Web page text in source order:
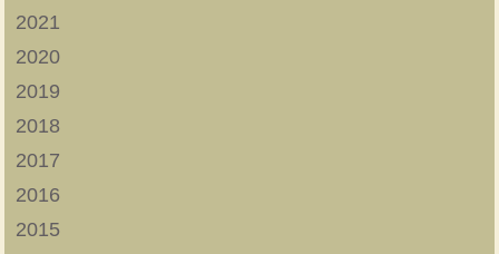
2021
2020
2019
2018
2017
2016
2015